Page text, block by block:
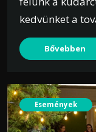
kedvünket a
Bővebben
Események